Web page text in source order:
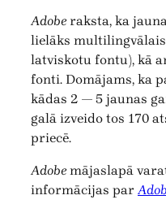
Adoberaksta, ka
lielāks
latviskotu fontu), kā
fonti. Domājams, ka
kādas 2 — 5 jaunas
galā izveido tos 170
priecē.
Adobemājaslapā
informācijas par